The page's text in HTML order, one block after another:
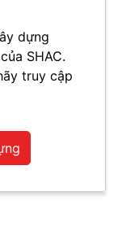
dựng
SHAC.
truy cập